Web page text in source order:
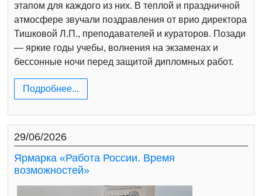
этапом для каждого из них. В теплой и праздничной
атмосфере звучали поздравления от врио директора
Тишковой Л.П., преподавателей и кураторов. Позади
— яркие годы учебы, волнения на экзаменах и
бессонные ночи перед защитой дипломных работ.
Подробнее...
29/06/2026
Ярмарка «Работа России. Время
возможностей»